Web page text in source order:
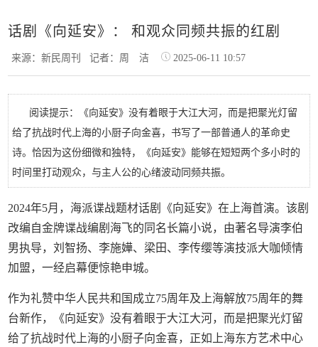
话剧《向延安》： 和观众同频共振的红剧
来源：新民周刊记者：周 洁 2025-06-11 10:57
阅读提示：《向延安》没有着眼于大江大河，而是把聚光灯留
给了抗战时代上海的小厨子向金喜，书写了一部普通人的革命史
诗。恰因为这份细微和独特，《向延安》能够在短短两个多小时的
时间里打动观众，与主人公的心绪波动同频共振。
2024年5月，海派谍战题材话剧《向延安》在上海首演。该剧
改编自金牌谍战编剧海飞的同名长篇小说，由著名导演李伯
男执导，刘智扬、李施嬅、梁田、李传缨等演技派大咖倾情
加盟，一经启幕便惊艳申城。
作为礼赞中华人民共和国成立75周年及上海解放75周年的舞
台新作，《向延安》没有着眼于大江大河，而是把聚光灯留
给了抗战时代上海的小厨子向金喜，正如上海东方艺术中心